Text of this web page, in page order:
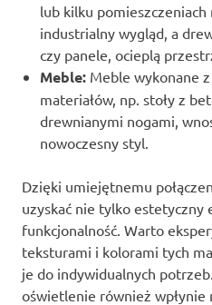
lub kilku
industrialny wygląd, a
czy panele, ocieplą
Meble: Meble wykonane
materiałów, np. stoły z
drewnianymi nogami,
nowoczesny styl.
Dzięki umiejętnemu
uzyskać nie tylko estetyczny
funkcjonalność. Warto
teksturami i kolorami tych
je do indywidualnych
oświetlenie również wpłynie